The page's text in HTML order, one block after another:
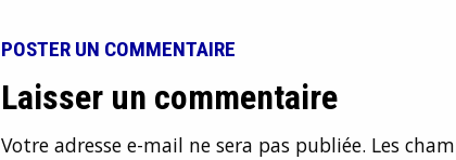
POSTER UN COMMENTAIRE
Laisser un commentaire
Votre adresse e-mail ne sera pas publiée. Les